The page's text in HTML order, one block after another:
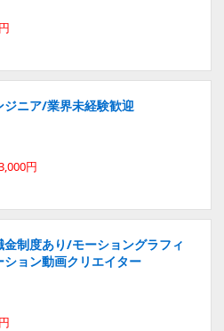
ニア/業界未経験歓迎
円
金制度あり/モーショングラフィ
ョン動画クリエイター